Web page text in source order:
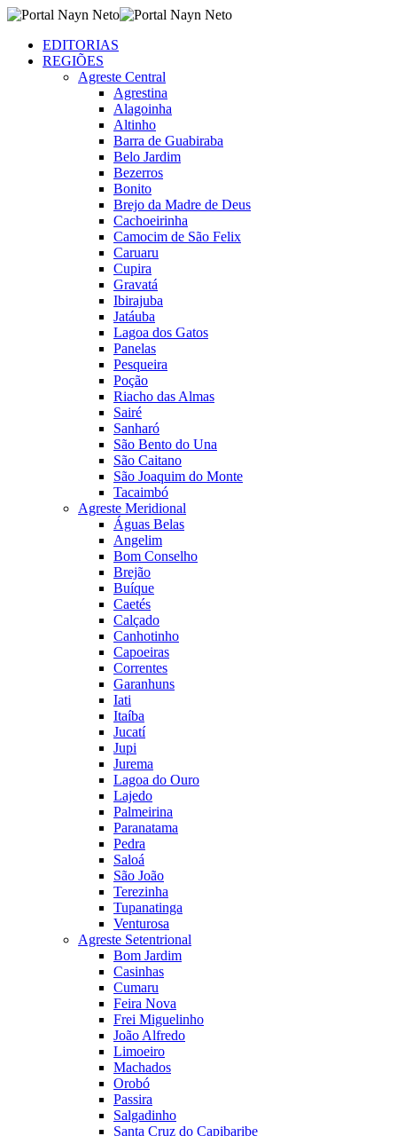
EDITORIAS
REGIÕES
Agreste Central
Agrestina
Alagoinha
Altinho
Barra de Guabiraba
Belo Jardim
Bezerros
Bonito
Brejo da Madre de Deus
Cachoeirinha
Camocim de São Felix
Caruaru
Cupira
Gravatá
Ibirajuba
Jatáuba
Lagoa dos Gatos
Panelas
Pesqueira
Poção
Riacho das Almas
Sairé
Sanharó
São Bento do Una
São Caitano
São Joaquim do Monte
Tacaimbó
Agreste Meridional
Águas Belas
Angelim
Bom Conselho
Brejão
Buíque
Caetés
Calçado
Canhotinho
Capoeiras
Correntes
Garanhuns
Iati
Itaíba
Jucatí
Jupi
Jurema
Lagoa do Ouro
Lajedo
Palmeirina
Paranatama
Pedra
Saloá
São João
Terezinha
Tupanatinga
Venturosa
Agreste Setentrional
Bom Jardim
Casinhas
Cumaru
Feira Nova
Frei Miguelinho
João Alfredo
Limoeiro
Machados
Orobó
Passira
Salgadinho
Santa Cruz do Capibaribe